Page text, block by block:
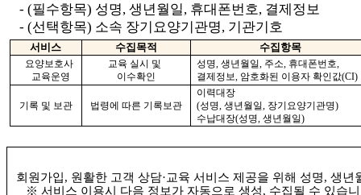
- (필수항목) 성명, 생년월일, 휴대폰번호, 결제정보
- (선택항목) 소속 장기요양기관명, 기관기호
서비스 수집목적 수집항목
요양보호사
교육운영
교육 실시 및
이수확인
성명, 생년월일, 주소, 휴대폰번호,
결제정보, 암호화된 이용자 확인값(CI)
기록 및 보관 법령에 따른 기록보관
이력대장
(성명, 생년월일, 장기요양기관명)
수납대장(성명, 생년월일)
회원가입, 원활한 고객 상담·교육 서비스 제공을 위해 성명, 생년
※ 서비스 이용시 다음 정보가 자동으로 생성, 수집될 수 있습